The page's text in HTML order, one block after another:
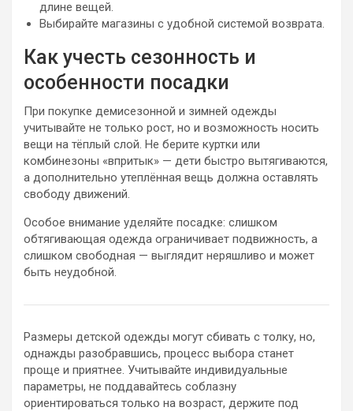
длине вещей.
Выбирайте магазины с удобной системой возврата.
Как учесть сезонность и
особенности посадки
При покупке демисезонной и зимней одежды
учитывайте не только рост, но и возможность носить
вещи на тёплый слой. Не берите куртки или
комбинезоны «впритык» — дети быстро вытягиваются,
а дополнительно утеплённая вещь должна оставлять
свободу движений.
Особое внимание уделяйте посадке: слишком
обтягивающая одежда ограничивает подвижность, а
слишком свободная — выглядит неряшливо и может
быть неудобной.
Размеры детской одежды могут сбивать с толку, но,
однажды разобравшись, процесс выбора станет
проще и приятнее. Учитывайте индивидуальные
параметры, не поддавайтесь соблазну
ориентироваться только на возраст, держите под